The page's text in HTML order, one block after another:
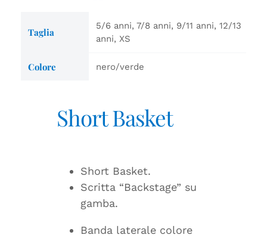
Taglia
5/6 anni, 7/8 anni, 9/11 anni, 12/13
anni, XS
Colore nero/verde
Short Basket
Short Basket.
Scritta “Backstage” su
gamba.
Banda laterale colore